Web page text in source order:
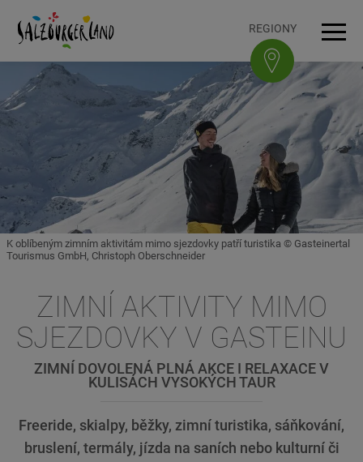
K obsahuAccesskey
[0]
K navigaciAccesskey
[1]
Na začátek stránky
K patičceAccesskey
[3] REGIONY
K oblíbeným zimním aktivitám mimo sjezdovky patří turistika © Gasteinertal
Tourismus GmbH, Christoph Oberschneider
ZIMNÍ AKTIVITY MIMO
SJEZDOVKY V GASTEINU
ZIMNÍ DOVOLENÁ PLNÁ AKCE I RELAXACE V
KULISÁCH VYSOKÝCH TAUR
Freeride, skialpy, běžky, zimní turistika, sáňkování,
bruslení, termály, jízda na saních nebo kulturní či